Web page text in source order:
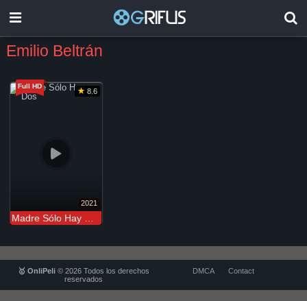
Emilio Beltrán
8.6
2021
Full HD
🥇 OnliPeli © 2026 Todos los derechos
reservados
DMCA Contact